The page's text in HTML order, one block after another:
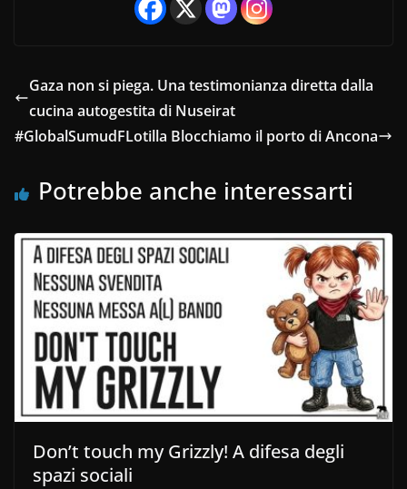
Gaza non si piega. Una testimonianza diretta dalla
cucina autogestita di Nuseirat
#GlobalSumudFLotilla Blocchiamo il porto di Ancona
Potrebbe anche interessarti
Don’t touch my Grizzly! A difesa degli
spazi sociali